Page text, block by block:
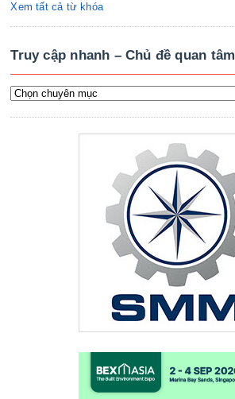
Xem tất cả từ khóa
Truy cập nhanh – Chủ đề quan tâm